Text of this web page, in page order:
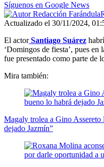
Síguenos en Google News
Actualizado el 30/11/2024,
El actorSantiago Suárez
‘Domingos de fiesta’, pues
fue presentado como parte de
Mira también:
Magaly trolea a Gino
dejado Jazmín”